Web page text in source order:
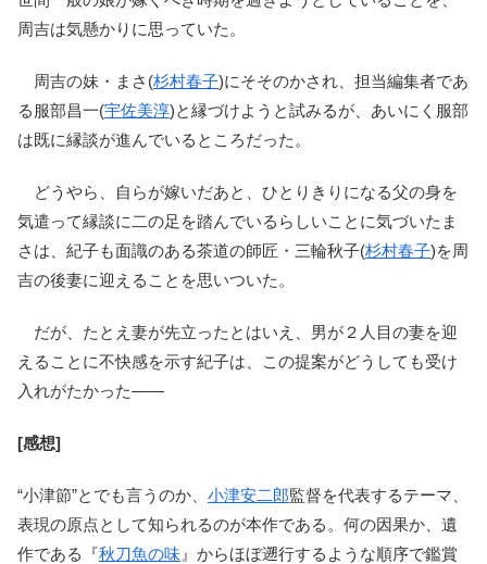
周吉は気懸かりに思っていた。
周吉の妹・まさ(杉村春子)にそそのかされ、担当編集者であ
る服部昌一(宇佐美淳)と縁づけようと試みるが、あいにく服部
は既に縁談が進んでいるところだった。
どうやら、自らが嫁いだあと、ひとりきりになる父の身を
気遣って縁談に二の足を踏んでいるらしいことに気づいたま
さは、紀子も面識のある茶道の師匠・三輪秋子(杉村春子)を周
吉の後妻に迎えることを思いついた。
だが、たとえ妻が先立ったとはいえ、男が２人目の妻を迎
えることに不快感を示す紀子は、この提案がどうしても受け
入れがたかった――
[感想]
“小津節”とでも言うのか、 小津安二郎監督を代表するテーマ、
表現の原点として知られるのが本作である。何の因果か、遺
作である『秋刀魚の味 』からほぼ遡行するような順序で鑑賞